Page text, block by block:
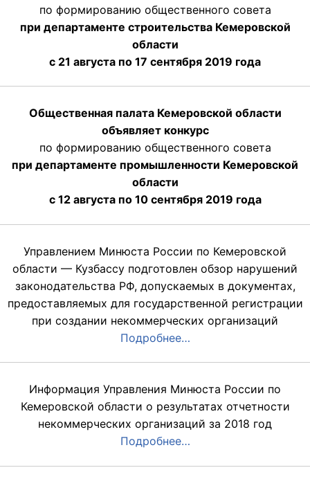
по формированию общественного совета
при департаменте строительства Кемеровской
области
с 21 августа по 17 сентября 2019 года
Общественная палата Кемеровской области
объявляет конкурс
по формированию общественного совета
при департаменте промышленности Кемеровской
области
с 12 августа по 10 сентября 2019 года
Управлением Минюста России по Кемеровской
области — Кузбассу подготовлен обзор нарушений
законодательства РФ, допускаемых в документах,
предоставляемых для государственной регистрации
при создании некоммерческих организаций
Подробнее…
Информация Управления Минюста России по
Кемеровской области о результатах отчетности
некоммерческих организаций за 2018 год
Подробнее…